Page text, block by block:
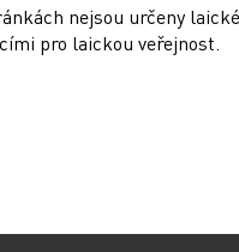
kde je pacient
Medical
nejsou určeny
pro laickou veřejnost.